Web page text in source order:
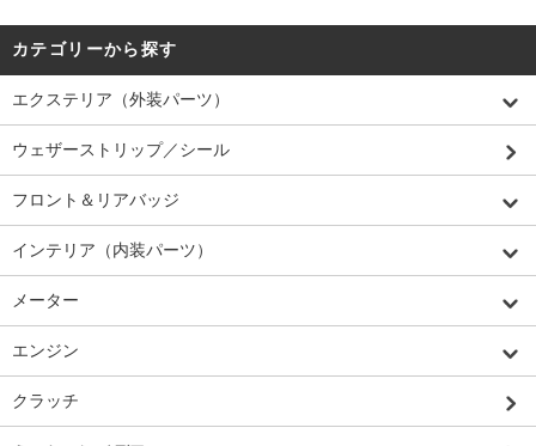
カテゴリーから探す
エクステリア（外装パーツ）
ウェザーストリップ／シール
フロント＆リアバッジ
インテリア（内装パーツ）
メーター
エンジン
クラッチ